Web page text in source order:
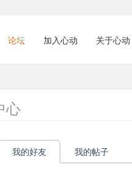
论坛 加入心动 关于心动
心
我的好友 我的帖子